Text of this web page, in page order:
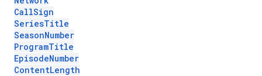
CallSign
SeriesTitle
SeasonNumber
ProgramTitle
EpisodeNumber
ContentLength